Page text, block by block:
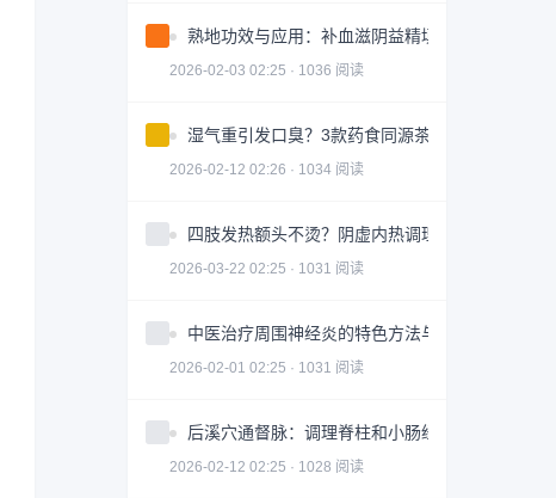
熟地功效与应用：补血滋阴益精填髓的中药详解
2026-02-03 02:25 · 1036 阅读
湿气重引发口臭？3款药食同源茶饮助你调理
2026-02-12 02:26 · 1034 阅读
四肢发热额头不烫？阴虚内热调理全攻略
2026-03-22 02:25 · 1031 阅读
中医治疗周围神经炎的特色方法与注意事项
2026-02-01 02:25 · 1031 阅读
后溪穴通督脉：调理脊柱和小肠经问题
2026-02-12 02:25 · 1028 阅读